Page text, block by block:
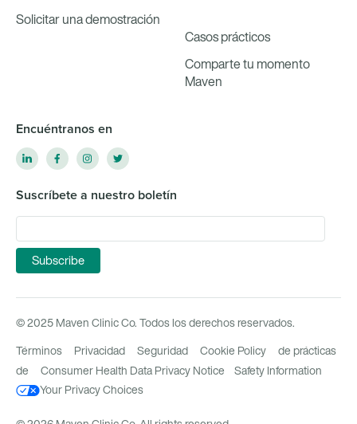
Solicitar una demostración
Casos prácticos
Comparte tu momento
Maven
Encuéntranos en
Suscríbete a nuestro boletín
© 2025 Maven Clinic Co. Todos los derechos reservados.
Términos Privacidad Seguridad Cookie Policy
de prácticas
de
Consumer Health Data Privacy Notice
Safety Information
Your Privacy Choices